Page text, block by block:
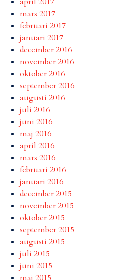
mars 2017
februari 2017
januari 2017
december 2016
november 2016
oktober 2016
september 2016
augusti 2016
juli 2016
juni 2016
maj 2016
april 2016
mars 2016
februari 2016
januari 2016
december 2015
november 2015
oktober 2015
september 2015
augusti 2015
juli 2015
juni 2015